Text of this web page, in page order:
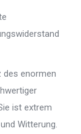
des enormen
ist extrem
Witterung.